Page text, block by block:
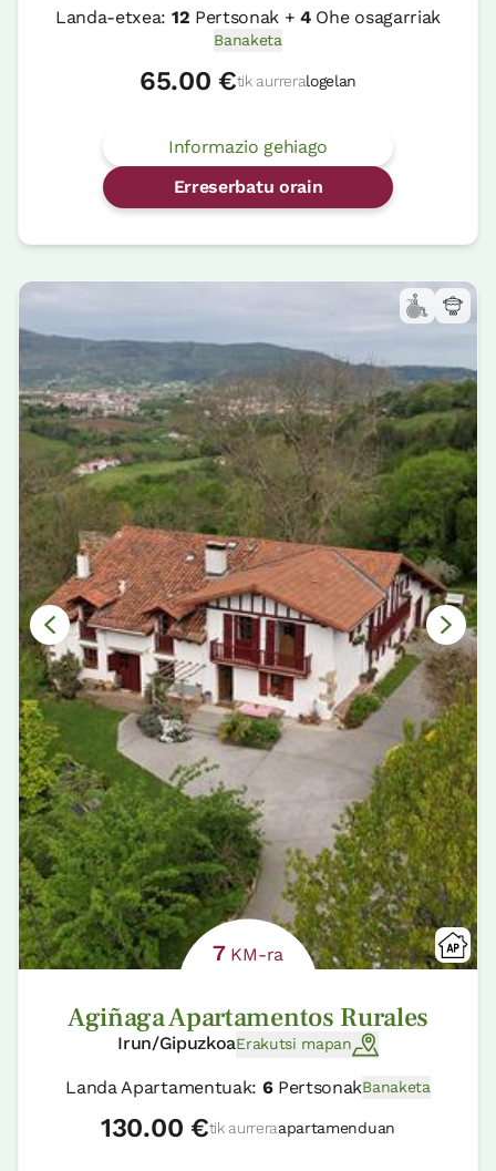
Landa-etxea: 12 Pertsonak +4Ohe osagarriak
Banaketa
65.00 €tik aurreralogelan
Informazio gehiago
Erreserbatu orain
7KM-ra
Agiñaga Apartamentos Rurales
Irun/GipuzkoaErakutsi mapan
Landa Apartamentuak: 6PertsonakBanaketa
130.00 €tik aurreraapartamenduan